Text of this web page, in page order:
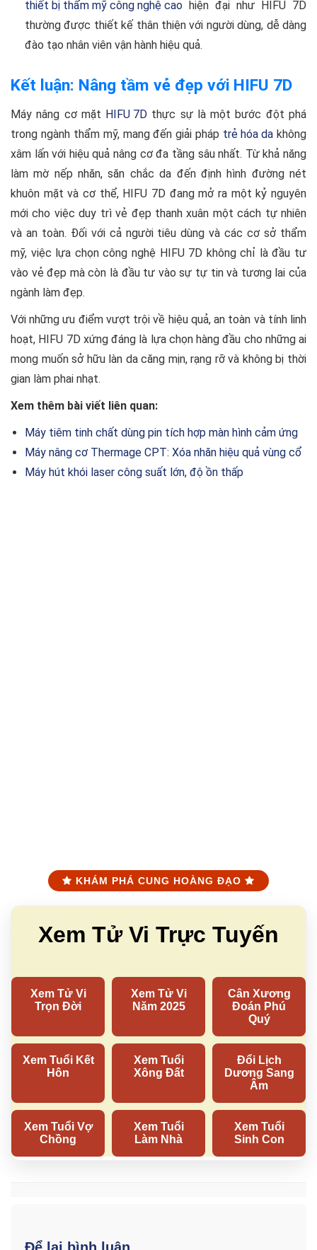
thiết bị thẩm mỹ công nghệ cao hiện đại như HIFU 7D
thường được thiết kế thân thiện với người dùng, dễ dàng
đào tạo nhân viên vận hành hiệu quả.
Kết luận: Nâng tầm vẻ đẹp với HIFU 7D
Máy nâng cơ mặt HIFU 7D thực sự là một bước đột phá
trong ngành thẩm mỹ, mang đến giải pháp trẻ hóa da không
xâm lấn với hiệu quả nâng cơ đa tầng sâu nhất. Từ khả năng
làm mờ nếp nhăn, săn chắc da đến định hình đường nét
khuôn mặt và cơ thể, HIFU 7D đang mở ra một kỷ nguyên
mới cho việc duy trì vẻ đẹp thanh xuân một cách tự nhiên
và an toàn. Đối với cả người tiêu dùng và các cơ sở thẩm
mỹ, việc lựa chọn công nghệ HIFU 7D không chỉ là đầu tư
vào vẻ đẹp mà còn là đầu tư vào sự tự tin và tương lai của
ngành làm đẹp.
Với những ưu điểm vượt trội về hiệu quả, an toàn và tính linh
hoạt, HIFU 7D xứng đáng là lựa chọn hàng đầu cho những ai
mong muốn sở hữu làn da căng mịn, rạng rỡ và không bị thời
gian làm phai nhạt.
Xem thêm bài viết liên quan:
Máy tiêm tinh chất dùng pin tích hợp màn hình cảm ứng
Máy nâng cơ Thermage CPT: Xóa nhăn hiệu quả vùng cổ
Máy hút khói laser công suất lớn, độ ồn thấp
KHÁM PHÁ CUNG HOÀNG ĐẠO
Để lại bình luận